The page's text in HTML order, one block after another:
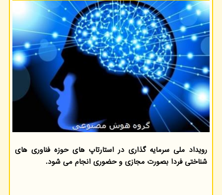
رویداد ملی سرمایه گذاری در استارتاپ های حوزه فناوری های
شناختی فردا بصورت مجازی و حضوری انجام می شود.